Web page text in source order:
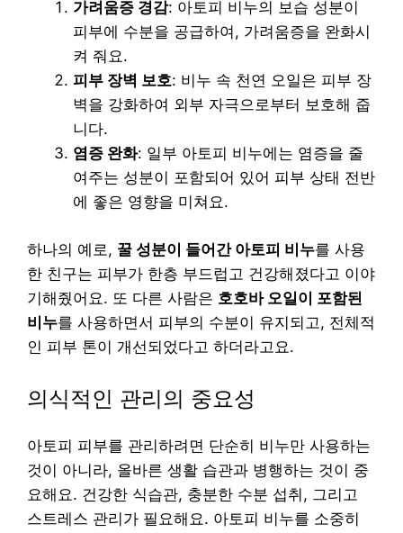
가려움증 경감: 아토피 비누의 보습 성분이
피부에 수분을 공급하여, 가려움증을 완화시
켜 줘요.
피부 장벽 보호: 비누 속 천연 오일은 피부 장
벽을 강화하여 외부 자극으로부터 보호해 줍
니다.
염증 완화: 일부 아토피 비누에는 염증을 줄
여주는 성분이 포함되어 있어 피부 상태 전반
에 좋은 영향을 미쳐요.
하나의 예로, 꿀 성분이 들어간 아토피 비누를 사용
한 친구는 피부가 한층 부드럽고 건강해졌다고 이야
기해줬어요. 또 다른 사람은 호호바 오일이 포함된
비누를 사용하면서 피부의 수분이 유지되고, 전체적
인 피부 톤이 개선되었다고 하더라고요.
의식적인 관리의 중요성
아토피 피부를 관리하려면 단순히 비누만 사용하는
것이 아니라, 올바른 생활 습관과 병행하는 것이 중
요해요. 건강한 식습관, 충분한 수분 섭취, 그리고
스트레스 관리가 필요해요. 아토피 비누를 소중히